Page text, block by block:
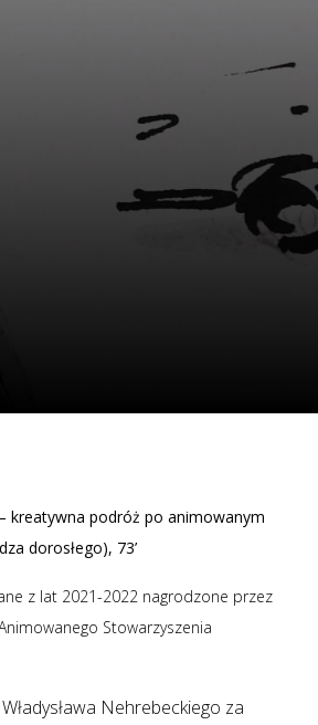
kreatywna podróż po animowanym
dorosłego), 73’
z lat 2021-2022 nagrodzone przez
Stowarzyszenia
Nehrebeckiego za